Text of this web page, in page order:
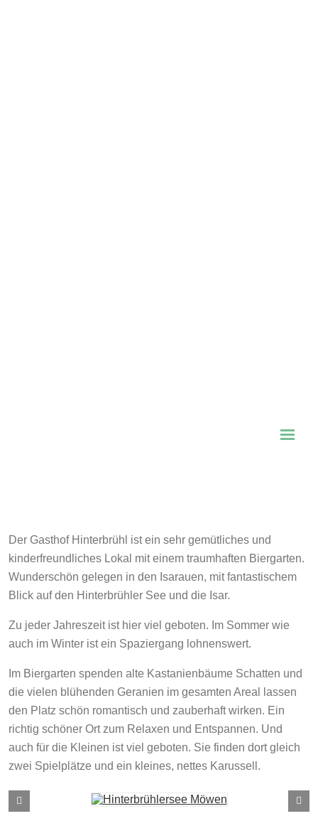
Der Gasthof Hinterbrühl ist ein sehr gemütliches und
kinderfreundliches Lokal mit einem traumhaften Biergarten.
Wunderschön gelegen in den Isarauen, mit fantastischem
Blick auf den Hinterbrühler See und die Isar.
Zu jeder Jahreszeit ist hier viel geboten. Im Sommer wie
auch im Winter ist ein Spaziergang lohnenswert.
Im Biergarten spenden alte Kastanienbäume Schatten und
die vielen blühenden Geranien im gesamten Areal lassen
den Platz schön romantisch und zauberhaft wirken. Ein
richtig schöner Ort zum Relaxen und Entspannen. Und
auch für die Kleinen ist viel geboten. Sie finden dort gleich
zwei Spielplätze und ein kleines, nettes Karussell.